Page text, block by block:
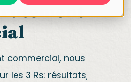
commercial, nous
les 3 Rs: résultats,